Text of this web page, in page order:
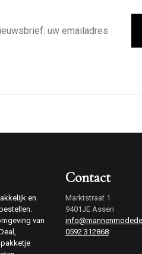
en
van
Contact
Marktstraat 1
9401JE Assen
0592 312868